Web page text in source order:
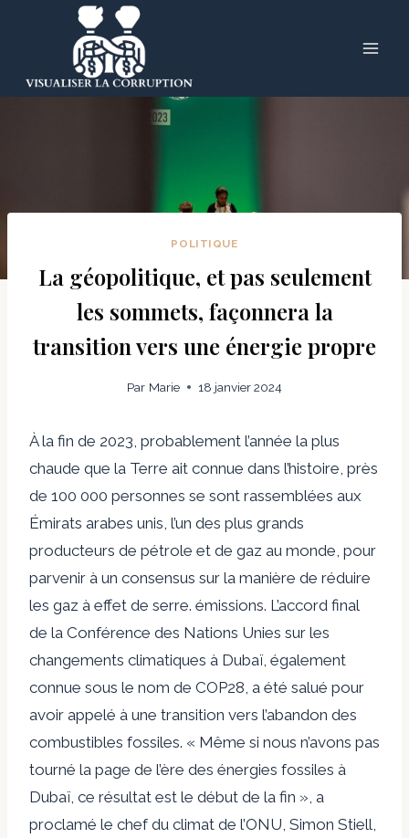
POLITIQUE
La géopolitique, et pas seulement
les sommets, façonnera la
transition vers une énergie propre
Par Marie 18 janvier 2024
À la fin de 2023, probablement l’année la plus
chaude que la Terre ait connue dans l’histoire, près
de 100 000 personnes se sont rassemblées aux
Émirats arabes unis, l’un des plus grands
producteurs de pétrole et de gaz au monde, pour
parvenir à un consensus sur la manière de réduire
les gaz à effet de serre. émissions. L’accord final
de la Conférence des Nations Unies sur les
changements climatiques à Dubaï, également
connue sous le nom de COP28, a été salué pour
avoir appelé à une transition vers l’abandon des
combustibles fossiles. « Même si nous n’avons pas
tourné la page de l’ère des énergies fossiles à
Dubaï, ce résultat est le début de la fin », a
proclamé le chef du climat de l’ONU, Simon Stiell,